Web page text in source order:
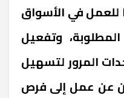
للعمل في الأسواق
وتفعيل
المرور لتسهيل
عن عمل إلى فرص